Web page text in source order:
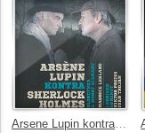
Arsene Lupin kontra Sherlock Holmes